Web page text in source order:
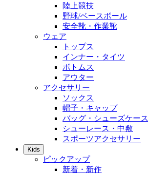
陸上競技
野球/ベースボール
安全靴・作業靴
ウェア
トップス
インナー・タイツ
ボトムス
アウター
アクセサリー
ソックス
帽子・キャップ
バッグ・シューズケース
シューレース・中敷
スポーツアクセサリー
Kids
ピックアップ
新着・新作